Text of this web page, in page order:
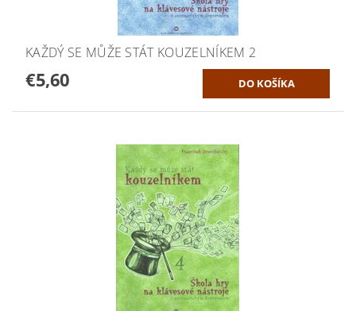
KAŽDÝ SE MŮŽE STÁT KOUZELNÍKEM 2
€5,60